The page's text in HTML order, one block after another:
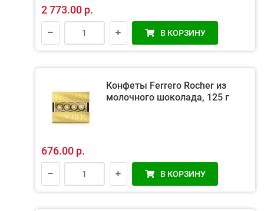
2 773.00 р.
В КОРЗИНУ
Конфеты Ferrero Rocher из
молочного шоколада, 125 г
676.00 р.
В КОРЗИНУ